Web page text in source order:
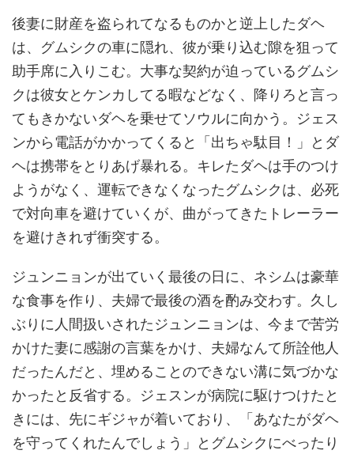
後妻に財産を盗られてなるものかと逆上したダヘ
は、グムシクの車に隠れ、彼が乗り込む隙を狙って
助手席に入りこむ。大事な契約が迫っているグムシ
クは彼女とケンカしてる暇などなく、降りろと言っ
てもきかないダヘを乗せてソウルに向かう。ジェス
ンから電話がかかってくると「出ちゃ駄目！」とダ
ヘは携帯をとりあげ暴れる。キレたダヘは手のつけ
ようがなく、運転できなくなったグムシクは、必死
で対向車を避けていくが、曲がってきたトレーラー
を避けきれず衝突する。
ジュンニョンが出ていく最後の日に、ネシムは豪華
な食事を作り、夫婦で最後の酒を酌み交わす。久し
ぶりに人間扱いされたジュンニョンは、今まで苦労
かけた妻に感謝の言葉をかけ、夫婦なんて所詮他人
だったんだと、埋めることのできない溝に気づかな
かったと反省する。ジェスンが病院に駆けつけたと
きには、先にギジャが着いており、「あなたがダヘ
を守ってくれたんでしょう」とグムシクにべったり